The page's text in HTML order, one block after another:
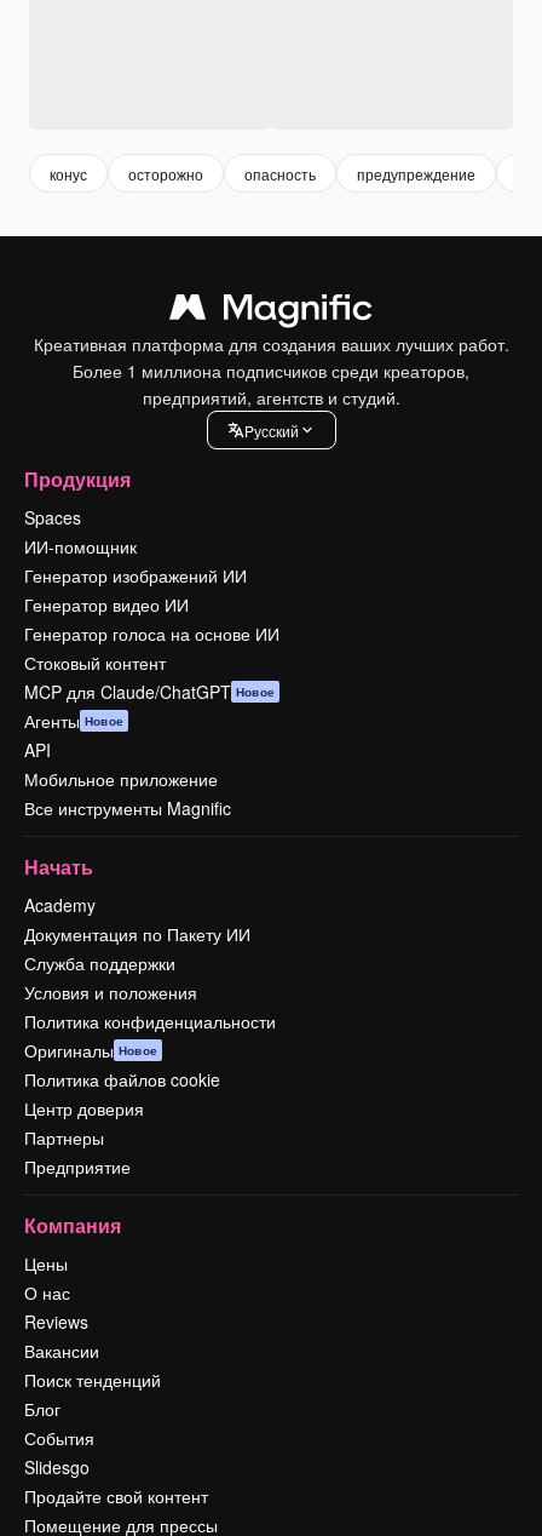
конус осторожно опасность предупреждение
Креативная платформа для создания ваших лучших работ.
Более 1 миллиона подписчиков среди креаторов,
предприятий, агентств и студий.
Pусский
Продукция
Spaces
ИИ-помощник
Генератор изображений ИИ
Генератор видео ИИ
Генератор голоса на основе ИИ
Стоковый контент
MCP для Claude/ChatGPT Новое
Агенты Новое
API
Мобильное приложение
Все инструменты Magnific
Начать
Academy
Документация по Пакету ИИ
Служба поддержки
Условия и положения
Политика конфиденциальности
Оригиналы Новое
Политика файлов cookie
Центр доверия
Партнеры
Предприятие
Компания
Цены
О нас
Reviews
Вакансии
Поиск тенденций
Блог
События
Slidesgo
Продайте свой контент
Помещение для прессы